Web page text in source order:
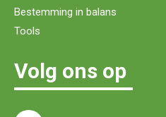
Bestemming in balans
Tools
Volg ons op